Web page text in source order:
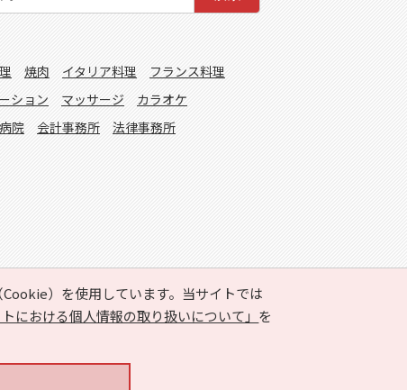
）を使用しています。当サイトでは
トにおける個人情報の取り扱いについて」 を
焼肉 イタリア料理
フランス料理
ション マッサージ
カラオケ
院 会計事務所 法律事務所